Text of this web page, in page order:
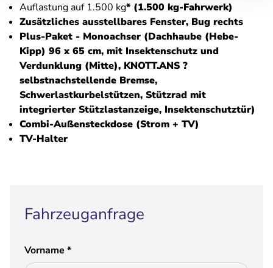
Auflastung auf 1.500 kg* (1.500 kg-Fahrwerk)
Zusätzliches ausstellbares Fenster, Bug rechts
Plus-Paket - Monoachser (Dachhaube (Hebe-
Kipp) 96 x 65 cm, mit Insektenschutz und
Verdunklung (Mitte), KNOTT.ANS ?
selbstnachstellende Bremse,
Schwerlastkurbelstützen, Stützrad mit
integrierter Stützlastanzeige, Insektenschutztür)
Combi-Außensteckdose (Strom + TV)
TV-Halter
Fahrzeuganfrage
Vorname *